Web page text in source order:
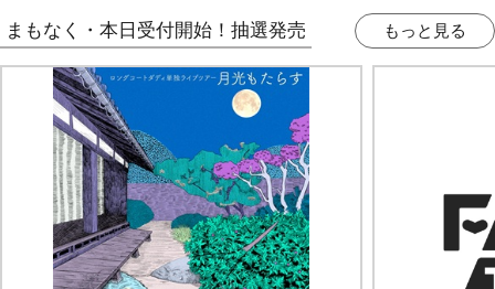
まもなく・本日受付開始！抽選発売 もっと見る